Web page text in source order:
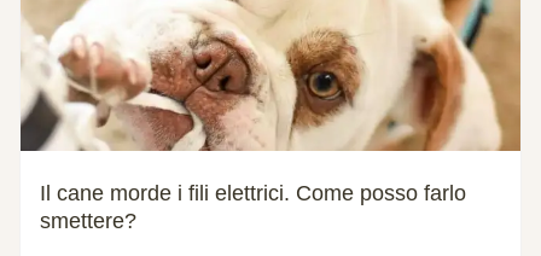
Il cane morde i fili elettrici. Come posso farlo
smettere?